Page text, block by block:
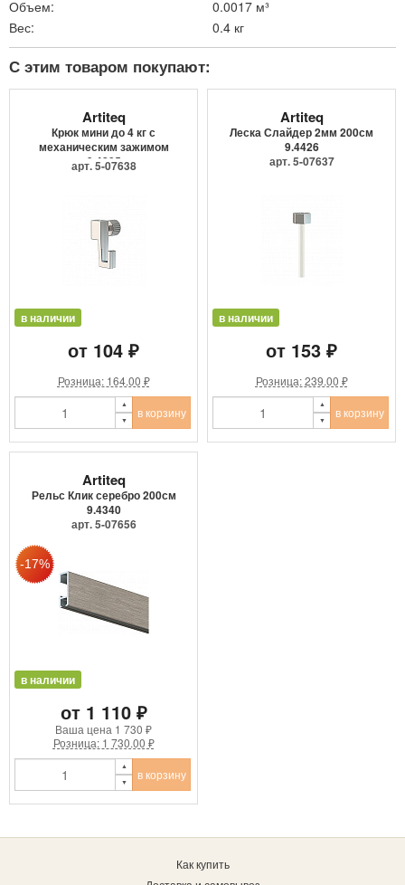
Объем:
0.0017 м³
Вес:
0.4 кг
С этим товаром покупают:
Artiteq
Крюк мини до 4 кг с
механическим зажимом
9.4205
арт. 5-07638
в наличии
от 104 ₽
Розница: 164.00 ₽
в корзину
Artiteq
Леска Слайдер 2мм 200см
9.4426
арт. 5-07637
в наличии
от 153 ₽
Розница: 239.00 ₽
в корзину
Artiteq
Рельс Клик серебро 200см
9.4340
арт. 5-07656
в наличии
от 1 110 ₽
Ваша цена 1 730 ₽
Розница: 1 730.00 ₽
в корзину
Как купить